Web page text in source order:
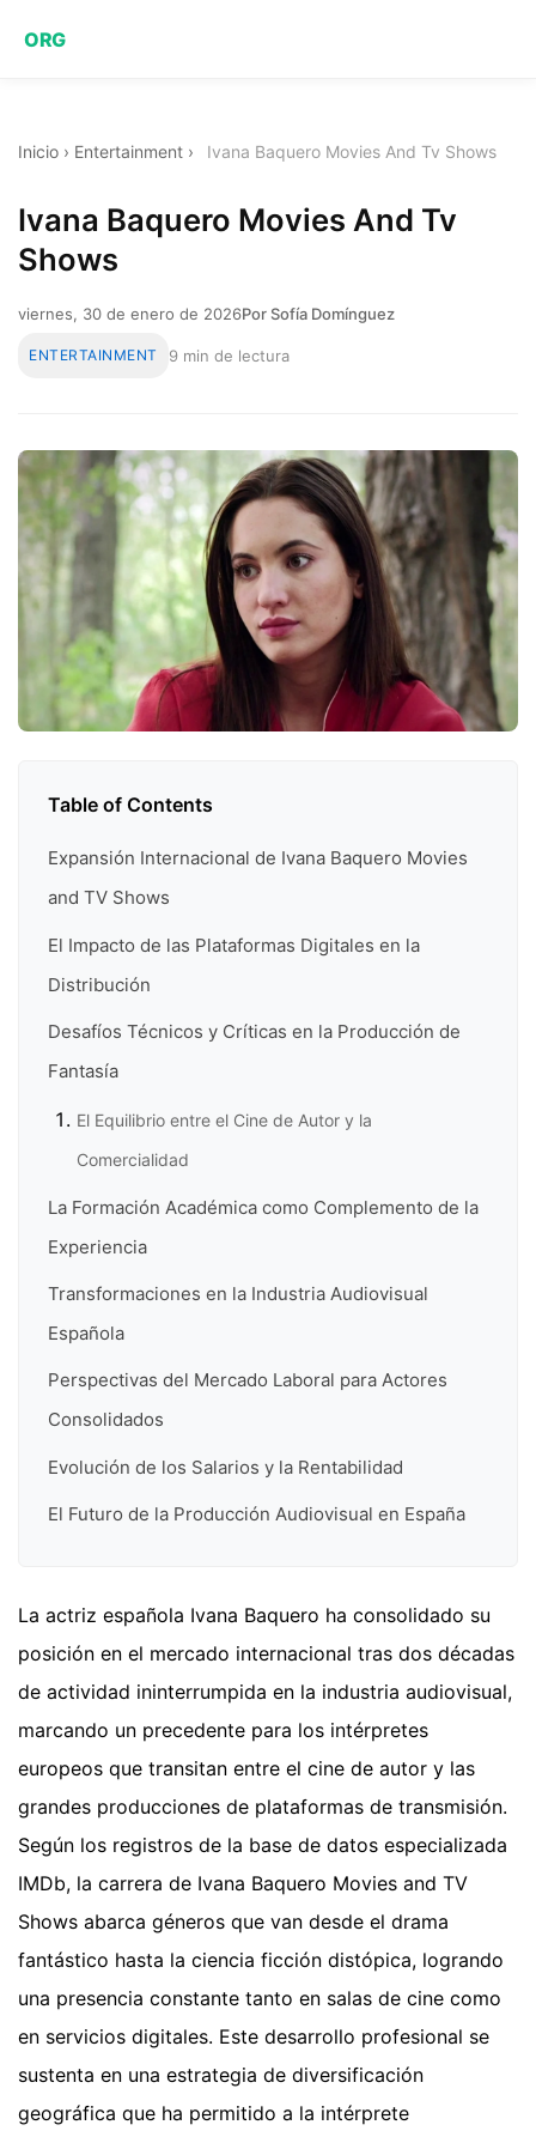
ORG
Inicio › Entertainment › Ivana Baquero Movies And Tv Shows
Ivana Baquero Movies And Tv
Shows
viernes, 30 de enero de 2026Por Sofía Domínguez
ENTERTAINMENT 9 min de lectura
Table of Contents
Expansión Internacional de Ivana Baquero Movies
and TV Shows
El Impacto de las Plataformas Digitales en la
Distribución
Desafíos Técnicos y Críticas en la Producción de
Fantasía
El Equilibrio entre el Cine de Autor y la
Comercialidad
La Formación Académica como Complemento de la
Experiencia
Transformaciones en la Industria Audiovisual
Española
Perspectivas del Mercado Laboral para Actores
Consolidados
Evolución de los Salarios y la Rentabilidad
El Futuro de la Producción Audiovisual en España
La actriz española Ivana Baquero ha consolidado su
posición en el mercado internacional tras dos décadas
de actividad ininterrumpida en la industria audiovisual,
marcando un precedente para los intérpretes
europeos que transitan entre el cine de autor y las
grandes producciones de plataformas de transmisión.
Según los registros de la base de datos especializada
IMDb, la carrera de Ivana Baquero Movies and TV
Shows abarca géneros que van desde el drama
fantástico hasta la ciencia ficción distópica, logrando
una presencia constante tanto en salas de cine como
en servicios digitales. Este desarrollo profesional se
sustenta en una estrategia de diversificación
geográfica que ha permitido a la intérprete